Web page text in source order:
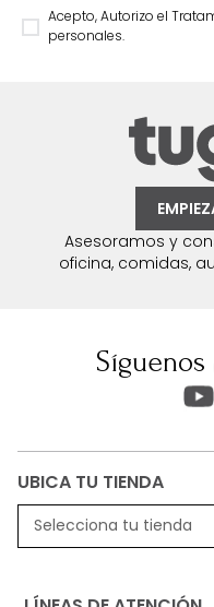
Acepto, Autorizo el
personales.
Asesoramos y
oficina, comidas,
UBICA TU TIENDA
Selecciona tu tienda